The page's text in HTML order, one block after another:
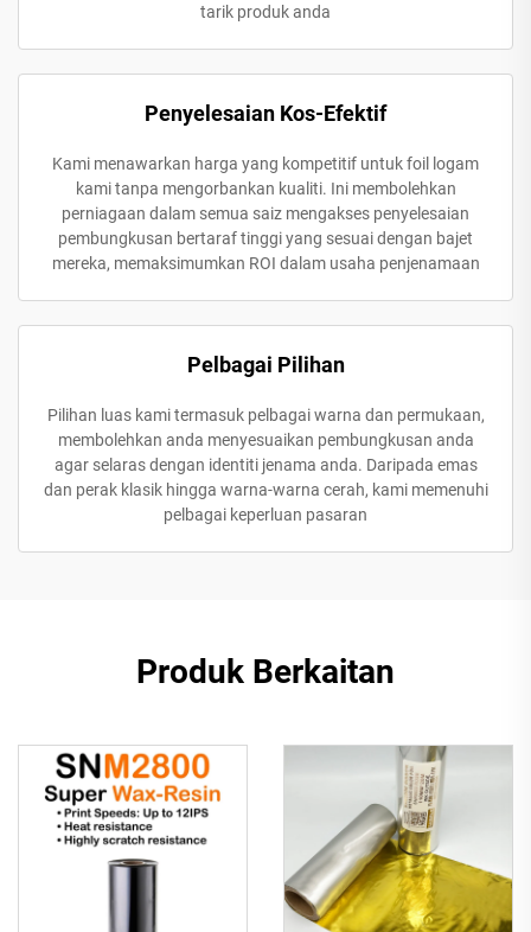
tarik produk anda
Penyelesaian Kos-Efektif
Kami menawarkan harga yang kompetitif untuk foil logam
kami tanpa mengorbankan kualiti. Ini membolehkan
perniagaan dalam semua saiz mengakses penyelesaian
pembungkusan bertaraf tinggi yang sesuai dengan bajet
mereka, memaksimumkan ROI dalam usaha penjenamaan
Pelbagai Pilihan
Pilihan luas kami termasuk pelbagai warna dan permukaan,
membolehkan anda menyesuaikan pembungkusan anda
agar selaras dengan identiti jenama anda. Daripada emas
dan perak klasik hingga warna-warna cerah, kami memenuhi
pelbagai keperluan pasaran
Produk Berkaitan